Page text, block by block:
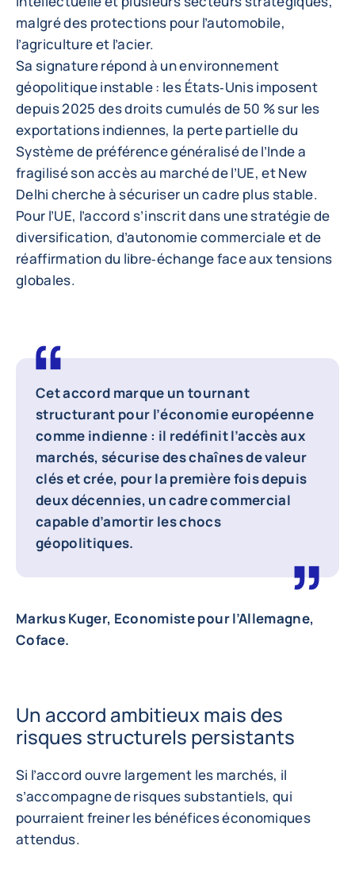
malgré des protections pour l’automobile,
l’agriculture et l’acier.
Sa signature répond à un environnement
géopolitique instable : les États‑Unis imposent
depuis 2025 des droits cumulés de 50 % sur les
exportations indiennes, la perte partielle du
Système de préférence généralisé de l’Inde a
fragilisé son accès au marché de l’UE, et New
Delhi cherche à sécuriser un cadre plus stable.
Pour l’UE, l’accord s’inscrit dans une stratégie de
diversification, d’autonomie commerciale et de
réaffirmation du libre‑échange face aux tensions
globales.
Cet accord marque un tournant
structurant pour l’économie européenne
comme indienne : il redéfinit l’accès aux
marchés, sécurise des chaînes de valeur
clés et crée, pour la première fois depuis
deux décennies, un cadre commercial
capable d’amortir les chocs
géopolitiques.
Markus Kuger, Economiste pour l’Allemagne,
Coface.
Un accord ambitieux mais des
risques structurels persistants
Si l’accord ouvre largement les marchés, il
s’accompagne de risques substantiels, qui
pourraient freiner les bénéfices économiques
attendus.